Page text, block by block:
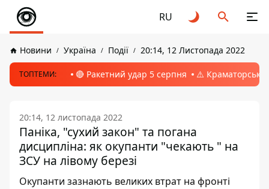
RU
Новини Україна Події 20:14, 12 Листопада 2022
ТОПТЕМИ: 🔴 Ракетний удар 5 серпня ⚠️ Краматорськ,
20:14, 12 листопада 2022
Паніка, "сухий закон" та погана
дисципліна: як окупанти "чекають " на
ЗСУ на лівому березі
Окупанти зазнають великих втрат на фронті